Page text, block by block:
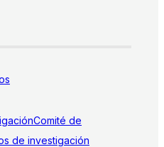
Comité de
de investigación